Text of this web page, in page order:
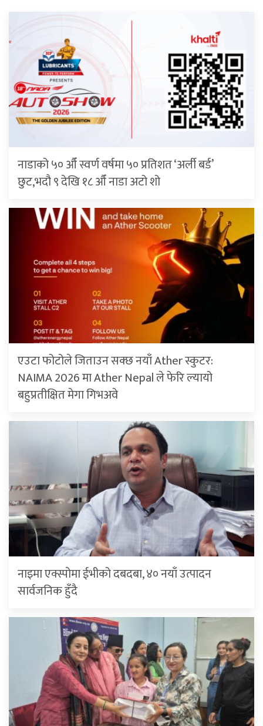
नाडाको ५० औँ स्वर्ण वर्षमा ५० प्रतिशत ‘अर्ली बर्ड’
छुट,भदौ ९ देखि १८ औँ नाडा अटो शो
एउटा फोटोले जिताउन सक्छ नयाँ Ather स्कुटर:
NAIMA 2026 मा Ather Nepal ले फेरि ल्यायो
बहुप्रतीक्षित मेगा गिभअवे
नाइमा एक्स्पोमा ईभीको दबदबा, ४० नयाँ उत्पादन
सार्वजनिक हुँदै